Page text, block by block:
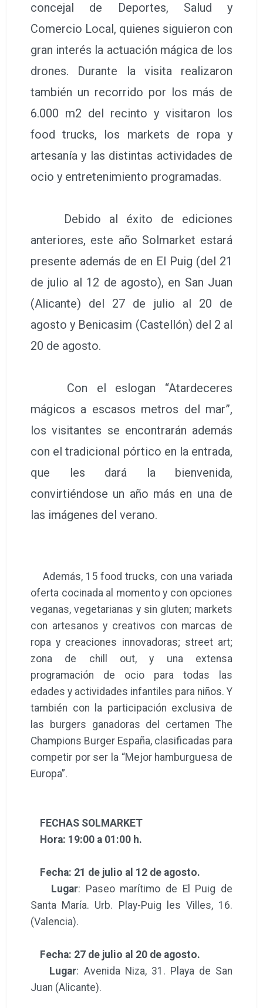
concejal de Deportes, Salud y
Comercio Local, quienes siguieron con
gran interés la actuación mágica de los
drones. Durante la visita realizaron
también un recorrido por los más de
6.000 m2 del recinto y visitaron los
food trucks, los markets de ropa y
artesanía y las distintas actividades de
ocio y entretenimiento programadas.
Debido al éxito de ediciones
anteriores, este año Solmarket estará
presente además de en El Puig (del 21
de julio al 12 de agosto), en San Juan
(Alicante) del 27 de julio al 20 de
agosto y Benicasim (Castellón) del 2 al
20 de agosto.
Con el eslogan “Atardeceres
mágicos a escasos metros del mar”,
los visitantes se encontrarán además
con el tradicional pórtico en la entrada,
que les dará la bienvenida,
convirtiéndose un año más en una de
las imágenes del verano.
Además, 15 food trucks, con una variada
oferta cocinada al momento y con opciones
veganas, vegetarianas y sin gluten; markets
con artesanos y creativos con marcas de
ropa y creaciones innovadoras; street art;
zona de chill out, y una extensa
programación de ocio para todas las
edades y actividades infantiles para niños. Y
también con la participación exclusiva de
las burgers ganadoras del certamen The
Champions Burger España, clasificadas para
competir por ser la “Mejor hamburguesa de
Europa”.
FECHAS SOLMARKET
Hora: 19:00 a 01:00 h.
Fecha: 21 de julio al 12 de agosto.
Lugar: Paseo marítimo de El Puig de
Santa María. Urb. Play-Puig les Villes, 16.
(Valencia).
Fecha: 27 de julio al 20 de agosto.
Lugar: Avenida Niza, 31. Playa de San
Juan (Alicante).